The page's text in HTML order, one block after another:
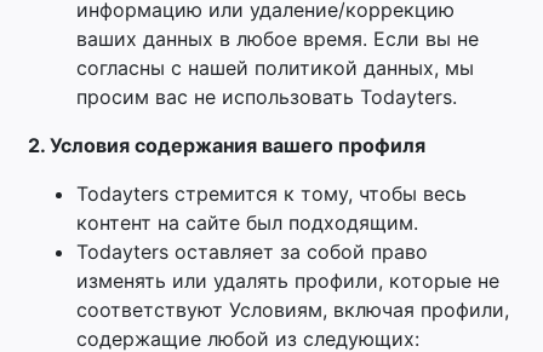
информацию или удаление/коррекцию
ваших данных в любое время. Если вы не
согласны с нашей политикой данных, мы
просим вас не использовать Todayters.
2. Условия содержания вашего профиля
Todayters стремится к тому, чтобы весь
контент на сайте был подходящим.
Todayters оставляет за собой право
изменять или удалять профили, которые не
соответствуют Условиям, включая профили,
содержащие любой из следующих: